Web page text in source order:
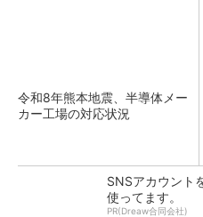
令和8年熊本地震、半導体メー
カー工場の対応状況
SNSアカウント
使ってます。
PR(Dreaw合同会社)